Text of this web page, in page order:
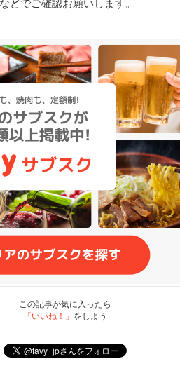
どでご確認お願いします。
この記事が気に入ったら
「いいね！」 をしよう